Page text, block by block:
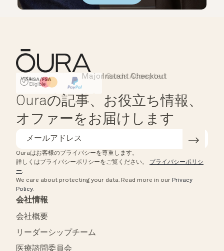
HSA/FSA Eligible
Affirm
Instant Checkout
Major Cards Accepted
Ouraの記事、お役立ち情報、
オファーをお届けします
Ouraはお客様のプライバシーを尊重します。
詳しくはプライバシーポリシーをご覧ください。 プライバシーポリシ
ー.
We care about protecting your data. Read more in our Privacy
Policy.
会社情報
会社概要
リーダーシップチーム
医療諮問委員会